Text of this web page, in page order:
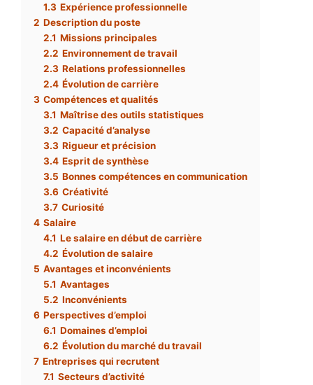
1.3 Expérience professionnelle
2 Description du poste
2.1 Missions principales
2.2 Environnement de travail
2.3 Relations professionnelles
2.4 Évolution de carrière
3 Compétences et qualités
3.1 Maîtrise des outils statistiques
3.2 Capacité d’analyse
3.3 Rigueur et précision
3.4 Esprit de synthèse
3.5 Bonnes compétences en communication
3.6 Créativité
3.7 Curiosité
4 Salaire
4.1 Le salaire en début de carrière
4.2 Évolution de salaire
5 Avantages et inconvénients
5.1 Avantages
5.2 Inconvénients
6 Perspectives d’emploi
6.1 Domaines d’emploi
6.2 Évolution du marché du travail
7 Entreprises qui recrutent
7.1 Secteurs d’activité